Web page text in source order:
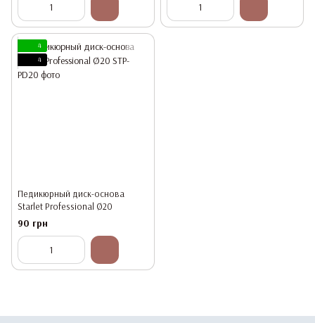
4
4
Педикюрный диск-основа
Starlet Professional Ø20
90 грн